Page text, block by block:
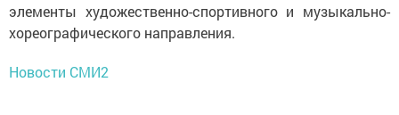
элементы художественно-спортивного и музыкально-
хореографического направления.
Новости СМИ2